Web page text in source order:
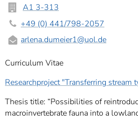
A1 3-313
+49 (0) 441/798-2057
arlena.dumeier1@uol.de
Curriculum Vitae
Researchproject "Transferring stream
Thesis title: “Possibilities of
macroinvertebrate fauna into a